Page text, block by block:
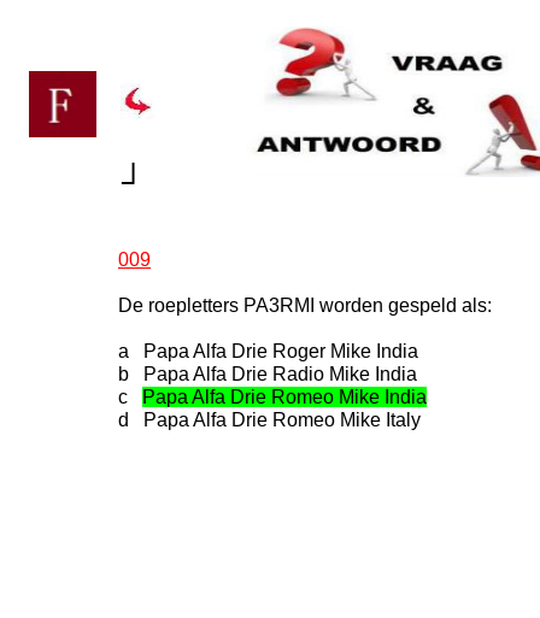
009
De roepletters PA3RMI worden gespeld als:
a Papa Alfa Drie Roger Mike India
b Papa Alfa Drie Radio Mike India
c
Papa Alfa Drie Romeo Mike India
d Papa Alfa Drie Romeo Mike Italy
┘